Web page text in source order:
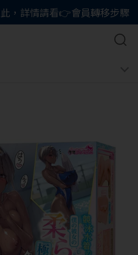
，詳情請看👉會員轉移步驟